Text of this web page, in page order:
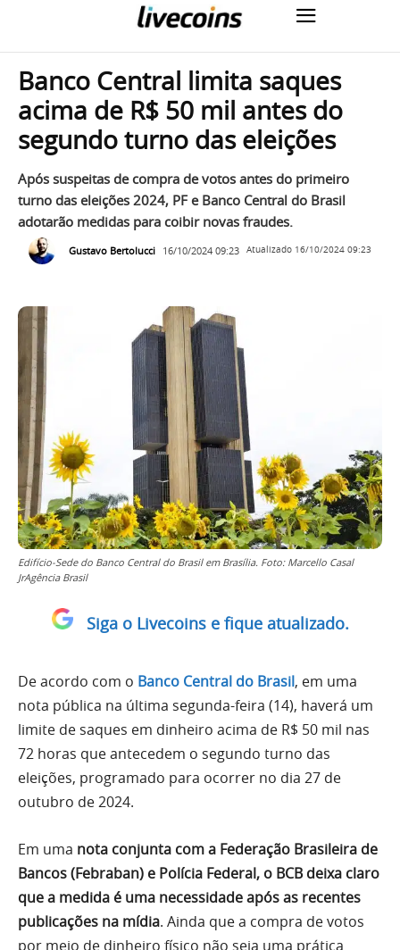
Banco Central limita saques
acima de R$ 50 mil antes do
segundo turno das eleições
Após suspeitas de compra de votos antes do primeiro
turno das eleições 2024, PF e Banco Central do Brasil
adotarão medidas para coibir novas fraudes.
Gustavo Bertolucci 16/10/2024 09:23 Atualizado 16/10/2024 09:23
Edifício-Sede do Banco Central do Brasil em Brasília. Foto: Marcello Casal
JrAgência Brasil
Siga o Livecoins e fique atualizado.
De acordo com o Banco Central do Brasil, em uma
nota pública na última segunda-feira (14), haverá um
limite de saques em dinheiro acima de R$ 50 mil nas
72 horas que antecedem o segundo turno das
eleições, programado para ocorrer no dia 27 de
outubro de 2024.
Em uma nota conjunta com a Federação Brasileira de
Bancos (Febraban) e Polícia Federal, o BCB deixa claro
que a medida é uma necessidade após as recentes
publicações na mídia. Ainda que a compra de votos
por meio de dinheiro físico não seja uma prática